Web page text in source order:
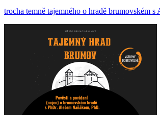
trocha temně tajemného o hradě brumovském s